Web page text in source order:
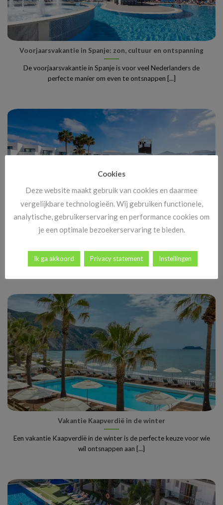
Voorjaarsvakantie in Spanje: zon, cultuur en ontspanning
De voorjaarsvakantie in Spanje is voor veel Nederlanders de
perfecte manier om even te ontsnappen [...]
In de voorjaarsvakantie naar de Canarische Eilanden
De voorjaarsvakantie op de Canarische Eilanden is voor veel
Nederlanders en Belgen de ideale manier [...]
Vakantie Kaapverdië in de winter
Een vakantie Kaapverdië in de winter is de perfecte keuze voor wie
wil ontsnappen aan [...]
Cookies
Deze website maakt gebruik van cookies en daarmee
vergelijkbare technologieën. Wij gebruiken functionele,
analytische, gebruikerservaring en performance cookies om
je een optimale bezoekerservaring te bieden.
Ik ga akkoord Privacy statement Instellingen